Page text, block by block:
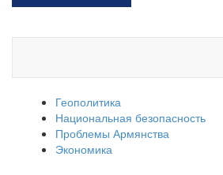
Геополитика
Национальная безопасность
Проблемы Армянства
Экономика